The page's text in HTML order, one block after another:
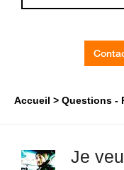
Accueil Questions -
Je